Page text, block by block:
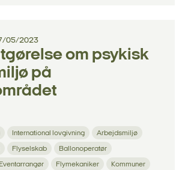
05/2023
om psykisk
på
International lovgivning Arbejdsmiljø
Flyselskab Ballonoperatør
Eventarrangør Flymekaniker Kommuner